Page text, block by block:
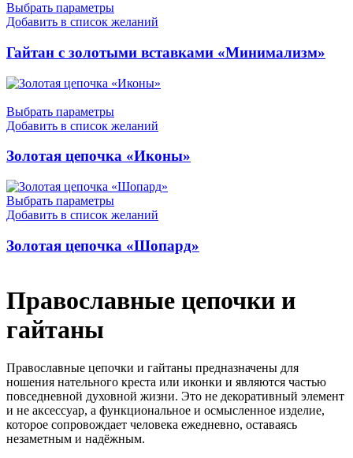
Выбрать параметры
Добавить в список желаний
Гайтан с золотыми вставками «Минимализм»
Выбрать параметры
Добавить в список желаний
Золотая цепочка «Иконы»
Выбрать параметры
Добавить в список желаний
Золотая цепочка «Шопард»
Православные цепочки и
гайтаны
Православные цепочки и гайтаны предназначены для
ношения нательного креста или иконки и являются частью
повседневной духовной жизни. Это не декоративный элемент
и не аксессуар, а функциональное и осмысленное изделие,
которое сопровождает человека ежедневно, оставаясь
незаметным и надёжным.